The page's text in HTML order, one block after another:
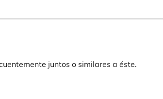
juntos o similares a éste.